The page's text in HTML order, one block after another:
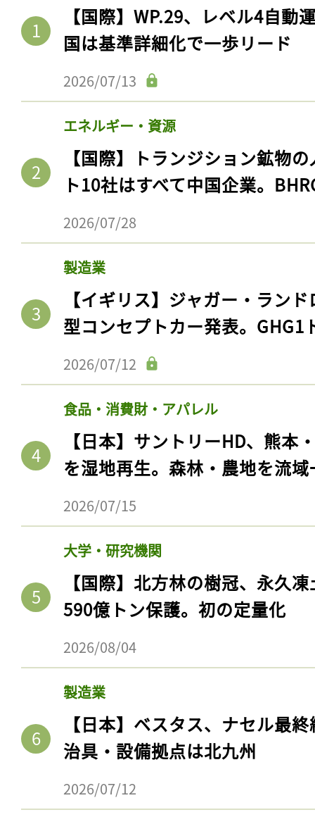
【国際】WP.29、レベル4自動
国は基準詳細化で一歩リード
2026/07/13
エネルギー・資源
【国際】トランジション鉱物
ト10社はすべて中国企業。
2026/07/28
製造業
【イギリス】ジャガー・ラン
型コンセプトカー発表。GHG1
2026/07/12
食品・消費財・アパレル
【日本】サントリーHD、熊本
を湿地再生。森林・農地を流
2026/07/15
大学・研究機関
【国際】北方林の樹冠、永久
590億トン保護。初の定量化
2026/08/04
製造業
【日本】ベスタス、ナセル最
治具・設備拠点は北九州
2026/07/12